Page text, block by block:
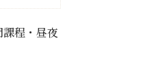
程・昼夜